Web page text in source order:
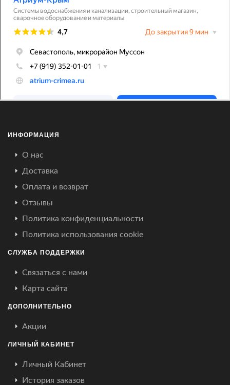
ИНФОРМАЦИЯ
О нас
Доставка
Оплата и возврат
Отзывы
Политика конфиденциальности
Политика использования cookie
СЛУЖБА ПОДДЕРЖКИ
Связаться с нами
Карта сайта
ДОПОЛНИТЕЛЬНО
Акции
ЛИЧНЫЙ КАБИНЕТ
Личный Кабинет
История заказов